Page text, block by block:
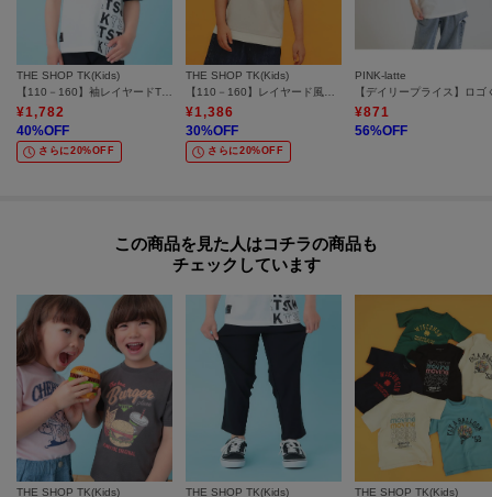
THE SHOP TK(Kids)
【110－160】袖レイヤードTSTKtee
¥1,782
40%OFF
さらに20%OFF
THE SHOP TK(Kids)
【110－160】レイヤード風半袖Tシャツ/洗濯機OK
¥1,386
30%OFF
さらに20%OFF
PINK-latte
¥871
56%OFF
この商品を見た人はコチラの商品も
チェックしています
THE SHOP TK(Kids)
THE SHOP TK(Kids)
THE SHOP TK(Kids)